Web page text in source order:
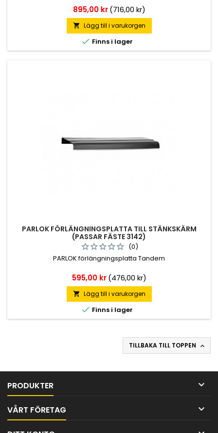
Pris
895,00 kr (716,00 kr)
 Lägg till i varukorgen
 Finns i lager
PARLOK FÖRLÄNGNINGSPLATTA TILL STÄNKSKÄRM
(PASSAR FÄSTE 3142)
(0)
PARLOK förlängningsplatta Tandem
Pris
595,00 kr (476,00 kr)
 Lägg till i varukorgen
 Finns i lager
TILLBAKA TILL TOPPEN 
PRODUKTER 
VÅRT FÖRETAG 